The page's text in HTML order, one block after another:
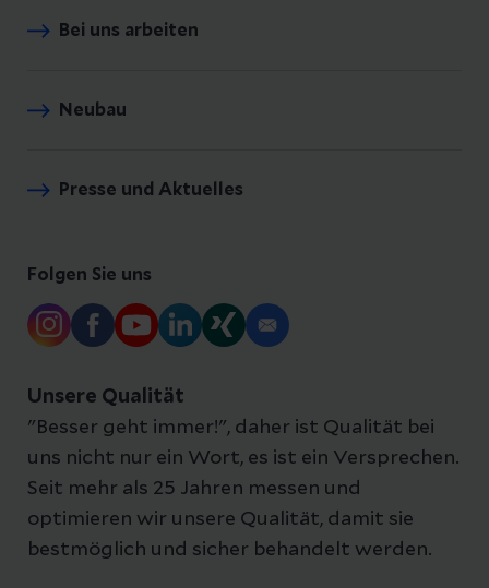
Bei uns arbeiten
Neubau
Presse und Aktuelles
Folgen Sie uns
Unsere Qualität
"Besser geht immer!", daher ist Qualität bei
uns nicht nur ein Wort, es ist ein Versprechen.
Seit mehr als 25 Jahren messen und
optimieren wir unsere Qualität, damit sie
bestmöglich und sicher behandelt werden.